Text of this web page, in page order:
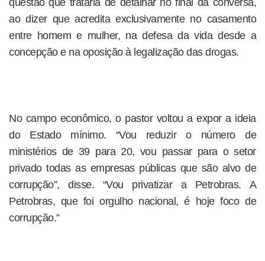
questão que trataria de detalhar no final da conversa,
ao dizer que acredita exclusivamente no casamento
entre homem e mulher, na defesa da vida desde a
concepção e na oposição à legalização das drogas.
No campo econômico, o pastor voltou a expor a ideia
do Estado mínimo. “Vou reduzir o número de
ministérios de 39 para 20, vou passar para o setor
privado todas as empresas públicas que são alvo de
corrupção”, disse. “Vou privatizar a Petrobras. A
Petrobras, que foi orgulho nacional, é hoje foco de
corrupção.”